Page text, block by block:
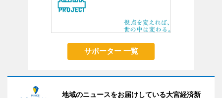
サポーター 一覧
地域のニュースをお届けしている大宮経済新